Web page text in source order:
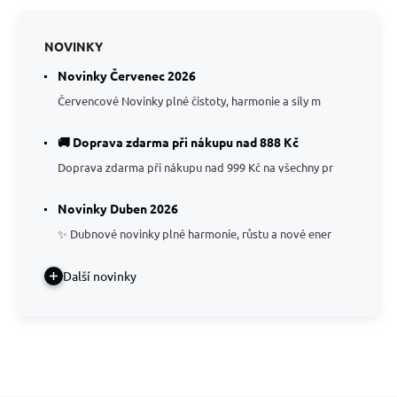
NOVINKY
Novinky Červenec 2026
Červencové Novinky plné čistoty, harmonie a síly m
🚚 Doprava zdarma při nákupu nad 888 Kč
Doprava zdarma při nákupu nad 999 Kč na všechny pr
Novinky Duben 2026
✨ Dubnové novinky plné harmonie, růstu a nové ener
Další novinky